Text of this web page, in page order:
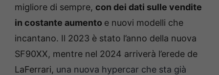
migliore di sempre, con dei dati sulle vendite
in costante aumento e nuovi modelli che
incantano. Il 2023 è stato l’anno della nuova
SF90XX, mentre nel 2024 arriverà l’erede de
LaFerrari, una nuova hypercar che sta già